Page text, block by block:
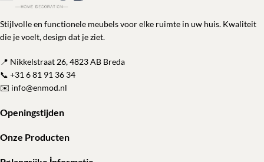
Stijlvolle en functionele meubels voor elke ruimte in uw huis. Kwaliteit
die je voelt, design dat je ziet.
📍 Nikkelstraat 26, 4823 AB Breda
📞 +31 6 81 91 36 34
✉️ info@enmod.nl
Openingstijden
Onze Producten